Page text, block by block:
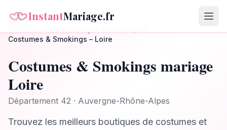
InstantMariage.fr
Costumes & Smokings – Loire
Costumes & Smokings mariage
Loire
Département 42 · Auvergne-Rhône-Alpes
Trouvez les meilleurs boutiques de costumes et